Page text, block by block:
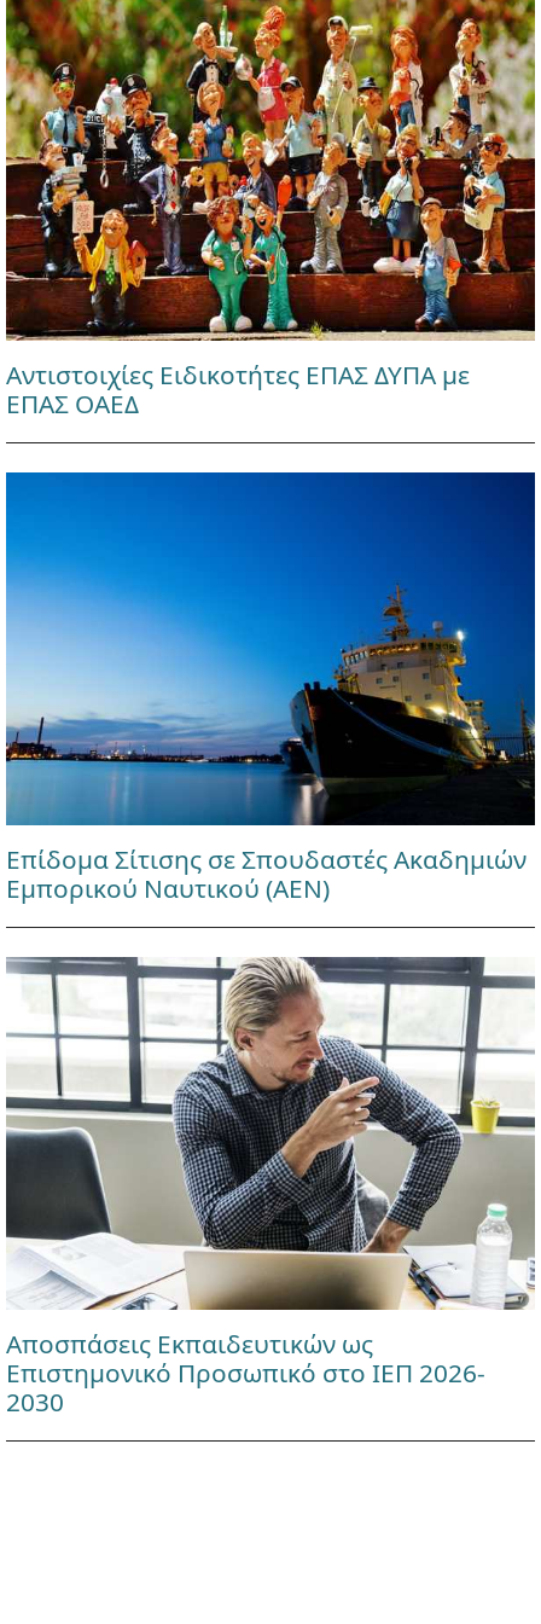
Αντιστοιχίες Ειδικοτήτες ΕΠΑΣ ΔΥΠΑ με
ΕΠΑΣ ΟΑΕΔ
Επίδομα Σίτισης σε Σπουδαστές Ακαδημιών
Εμπορικού Ναυτικού (ΑΕΝ)
Αποσπάσεις Εκπαιδευτικών ως
Επιστημονικό Προσωπικό στο ΙΕΠ 2026-
2030